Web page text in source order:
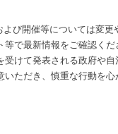
び開催等については変更
等で最新情報をご確認く
受けて発表される政府や
いただき、慎重な行動を